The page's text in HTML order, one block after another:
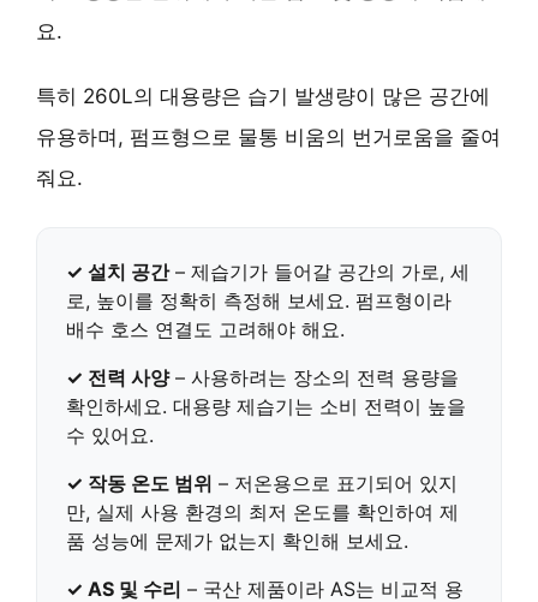
요.
특히 260L의 대용량은 습기 발생량이 많은 공간에
유용하며, 펌프형 으로 물통 비움의 번거로움을 줄여
줘요.
✓ 설치 공간– 제습기가 들어갈 공간의 가로, 세
로, 높이를 정확히 측정해 보세요. 펌프형이라
배수 호스 연결도 고려해야 해요.
✓ 전력 사양– 사용하려는 장소의 전력 용량을
확인하세요. 대용량 제습기는 소비 전력이 높을
수 있어요.
✓ 작동 온도 범위 – 저온용으로 표기되어 있지
만, 실제 사용 환경의 최저 온도를 확인하여 제
품 성능에 문제가 없는지 확인해 보세요.
✓ AS 및 수리 – 국산 제품이라 AS는 비교적 용